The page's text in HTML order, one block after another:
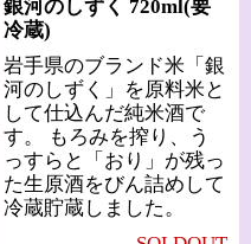
銀河のしずく 720ml(要
冷蔵)
岩手県のブランド米「銀
河のしずく」を原料米と
して仕込んだ純米酒で
す。 もろみを搾り、う
っすらと「おり」が残っ
た生原酒をびん詰めして
冷蔵貯蔵しました。